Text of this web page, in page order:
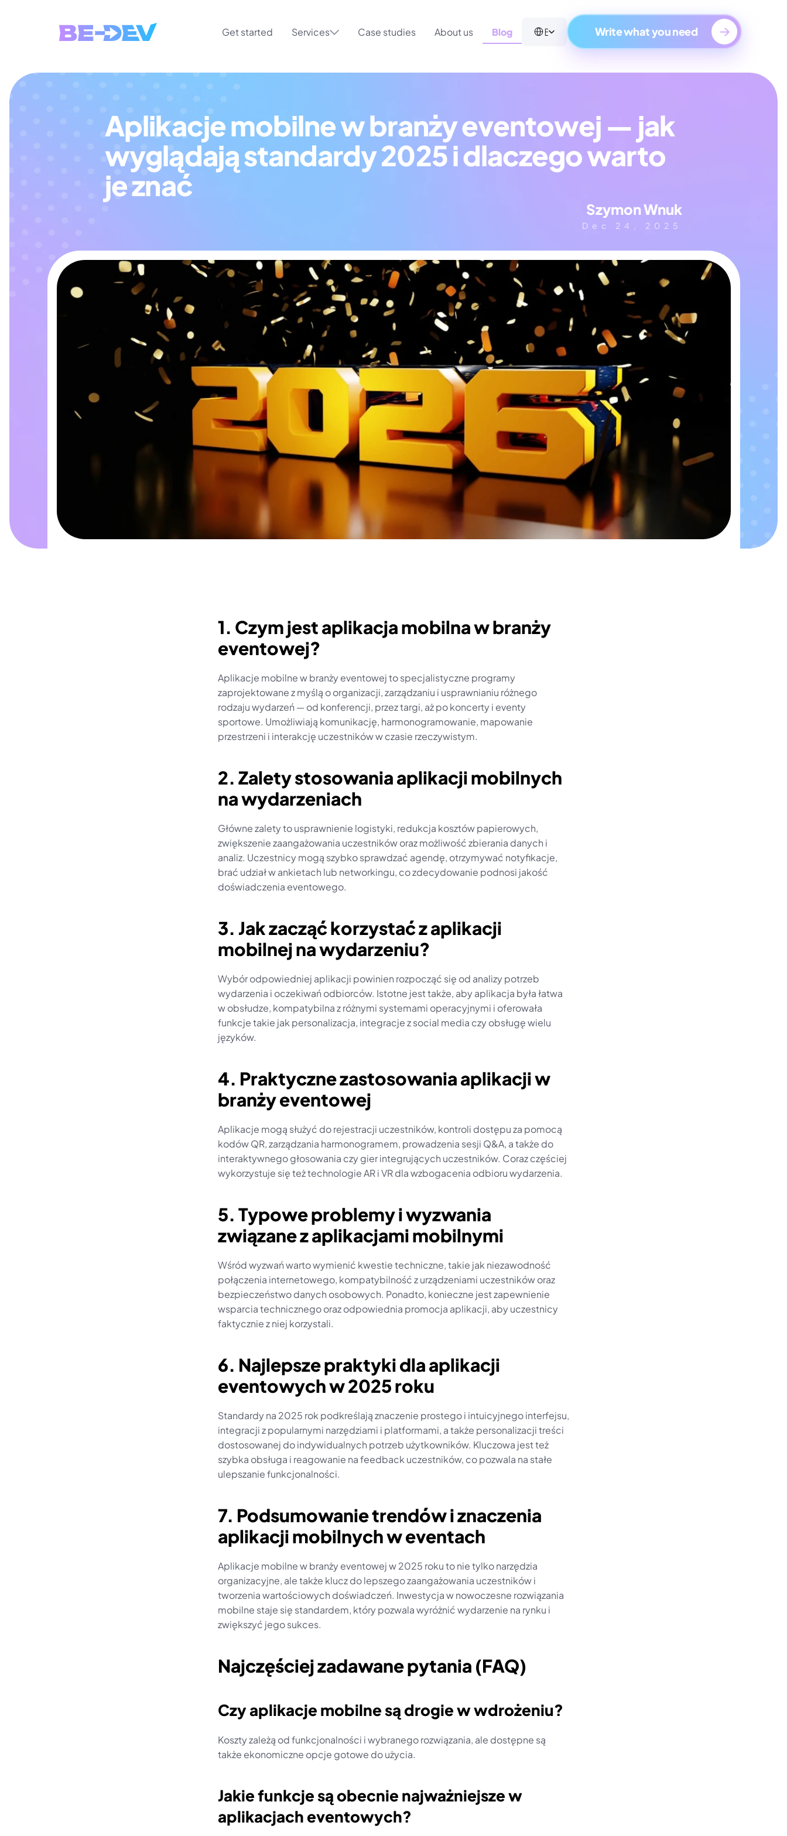
Get started Services About us Blog
Case studies
Select Language
English Write what you need
Aplikacje mobilne w branży eventowej — jak
wyglądają standardy 2025 i dlaczego warto
je znać
Szymon Wnuk
Dec 24, 2025
1. Czym jest aplikacja mobilna w branży
eventowej?
Aplikacje mobilne w branży eventowej to specjalistyczne programy
zaprojektowane z myślą o organizacji, zarządzaniu i usprawnianiu różnego
rodzaju wydarzeń — od konferencji, przez targi, aż po koncerty i eventy
sportowe. Umożliwiają komunikację, harmonogramowanie, mapowanie
przestrzeni i interakcję uczestników w czasie rzeczywistym.
2. Zalety stosowania aplikacji mobilnych
na wydarzeniach
Główne zalety to usprawnienie logistyki, redukcja kosztów papierowych,
zwiększenie zaangażowania uczestników oraz możliwość zbierania danych i
analiz. Uczestnicy mogą szybko sprawdzać agendę, otrzymywać notyfikacje,
brać udział w ankietach lub networkingu, co zdecydowanie podnosi jakość
doświadczenia eventowego.
3. Jak zacząć korzystać z aplikacji
mobilnej na wydarzeniu?
Wybór odpowiedniej aplikacji powinien rozpocząć się od analizy potrzeb
wydarzenia i oczekiwań odbiorców. Istotne jest także, aby aplikacja była łatwa
w obsłudze, kompatybilna z różnymi systemami operacyjnymi i oferowała
funkcje takie jak personalizacja, integracje z social media czy obsługę wielu
języków.
4. Praktyczne zastosowania aplikacji w
branży eventowej
Aplikacje mogą służyć do rejestracji uczestników, kontroli dostępu za pomocą
kodów QR, zarządzania harmonogramem, prowadzenia sesji Q&A, a także do
interaktywnego głosowania czy gier integrujących uczestników. Coraz częściej
wykorzystuje się też technologie AR i VR dla wzbogacenia odbioru wydarzenia.
5. Typowe problemy i wyzwania
związane z aplikacjami mobilnymi
Wśród wyzwań warto wymienić kwestie techniczne, takie jak niezawodność
połączenia internetowego, kompatybilność z urządzeniami uczestników oraz
bezpieczeństwo danych osobowych. Ponadto, konieczne jest zapewnienie
wsparcia technicznego oraz odpowiednia promocja aplikacji, aby uczestnicy
faktycznie z niej korzystali.
6. Najlepsze praktyki dla aplikacji
eventowych w 2025 roku
Standardy na 2025 rok podkreślają znaczenie prostego i intuicyjnego interfejsu,
integracji z popularnymi narzędziami i platformami, a także personalizacji treści
dostosowanej do indywidualnych potrzeb użytkowników. Kluczowa jest też
szybka obsługa i reagowanie na feedback uczestników, co pozwala na stałe
ulepszanie funkcjonalności.
7. Podsumowanie trendów i znaczenia
aplikacji mobilnych w eventach
Aplikacje mobilne w branży eventowej w 2025 roku to nie tylko narzędzia
organizacyjne, ale także klucz do lepszego zaangażowania uczestników i
tworzenia wartościowych doświadczeń. Inwestycja w nowoczesne rozwiązania
mobilne staje się standardem, który pozwala wyróżnić wydarzenie na rynku i
zwiększyć jego sukces.
Najczęściej zadawane pytania (FAQ)
Czy aplikacje mobilne są drogie w wdrożeniu?
Koszty zależą od funkcjonalności i wybranego rozwiązania, ale dostępne są
także ekonomiczne opcje gotowe do użycia.
Jakie funkcje są obecnie najważniejsze w
aplikacjach eventowych?